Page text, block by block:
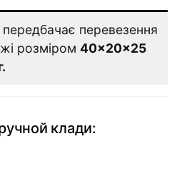
перевезення
розміром 40×20×25
клади: